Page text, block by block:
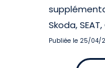
Skoda,
Publiée le 25/04/